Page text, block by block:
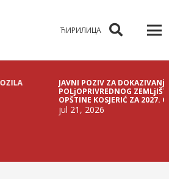
ЋИРИЛИЦА
JAVNI POZIV ZA DOKAZIVANjE
POLjOPRIVREDNOG ZEMLjIŠTA U
OPŠTINE KOSJERIĆ ZA 2027.
jul 21, 2026